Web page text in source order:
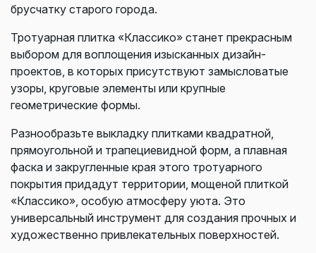
брусчатку старого города.
Тротуарная плитка «Классико» станет прекрасным
выбором для воплощения изысканных дизайн-
проектов, в которых присутствуют замысловатые
узоры, круговые элементы или крупные
геометрические формы.
Разнообразьте выкладку плитками квадратной,
прямоугольной и трапециевидной форм, а плавная
фаска и закругленные края этого тротуарного
покрытия придадут территории, мощеной плиткой
«Классико», особую атмосферу уюта. Это
универсальный инструмент для создания прочных и
художественно привлекательных поверхностей.